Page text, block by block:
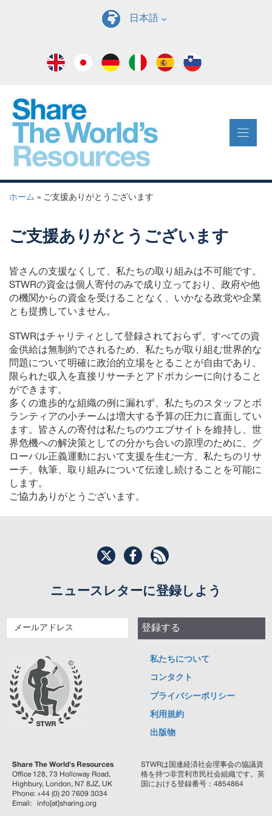
日本語
ホーム » ご支援ありがとうございます
ご支援ありがとうございます
皆さんの支援なくして、私たちの取り組みは不可能です。
STWRの資金は個人寄付のみで成り立っており、政府や他
の機関からの資金を受けることなく、いかなる政党や企業
とも提携していません。
STWRはチャリティとして登録されておらず、すべての資
金供給は無制約でされるため、私たちが取り組む世界的な
問題について明確に政治的立場をとることが自由であり、
限られた収入を直接リサーチとアドボカシーに向けること
ができます。
多くの進歩的な組織の例に漏れず、私たちのスタッフとボ
ランティアの小チームは増大する予算の圧力に直面してい
ます。皆さんの寄付は私たちのウエブサイトを維持し、世
界危機への解決策としての分かち合いの原理のために、グ
ローバル正義運動において支援を生む一方、私たちのリサ
ーチ、執筆、取り組みについて伝達し続けることを可能に
します。
ご協力ありがとうございます。
ニュースレターに登録しよう
ー
ド
レ
ス">
登録する
私たちについて
コンタクト
プライバシーポリシー
利用規約
出版物
Share The World's Resources
Office 128, 73 Holloway Road,
Highbury, London, N7 8JZ, UK
Phone: +44 (0) 20 7609 3034
Email: info[at]sharing.org
STWRは国連経済社会理事会の協議資
格を持つ非営利市民社会組織です。英
国における登録番号：4854864